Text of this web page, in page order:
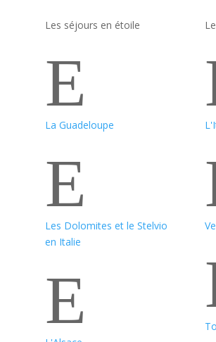
Les séjours en étoile
E
La Guadeloupe
E
Les Dolomites et le Stelvio
en Italie
E